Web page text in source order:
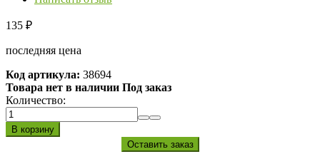
135 ₽
последняя цена
Код артикула: 38694
Товара нет в наличии Под заказ
Количество: